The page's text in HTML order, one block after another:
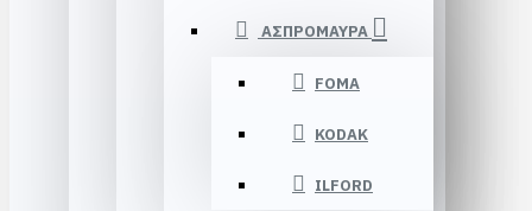
ΑΣΠΡΟΜΑΥΡΑ
FOMA
KODAK
ILFORD